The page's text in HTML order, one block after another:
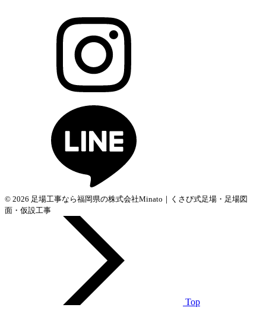
© 2026 足場工事なら福岡県の株式会社Minato｜くさび式足場・足場図
面・仮設工事
Top